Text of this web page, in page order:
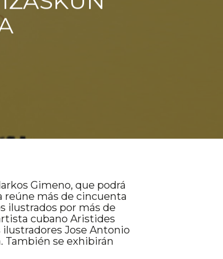
Gimeno, que podrá
reúne más de cincuenta
ilustrados por más de
cubano Aristides
ilustradores Jose Antonio
También se exhibirán